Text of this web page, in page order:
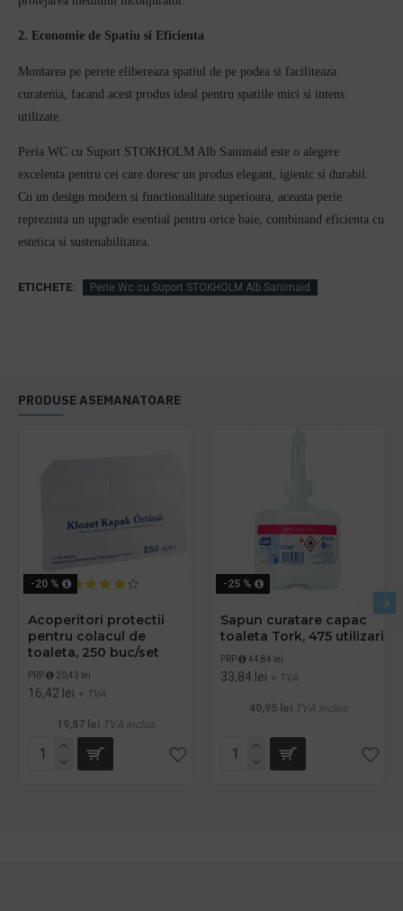
2. Economie de Spatiu si Eficienta
Montarea pe perete elibereaza spatiul de pe podea si faciliteaza
curatenia, facand acest produs ideal pentru spatiile mici si intens
utilizate.
Peria WC cu Suport STOKHOLM Alb Sanimaid este o alegere
excelenta pentru cei care doresc un produs elegant, igienic si durabil.
Cu un design modern si functionalitate superioara, aceasta perie
reprezinta un upgrade esential pentru orice baie, combinand eficienta cu
estetica si sustenabilitatea.
ETICHETE: Perie Wc cu Suport STOKHOLM Alb Sanimaid
PRODUSE ASEMANATOARE
-20 %
Acoperitori protectii
pentru colacul de
toaleta, 250 buc/set
PRP 20,43 lei
16,42 lei + TVA
19,87 lei TVA inclus
-25 %
Sapun curatare capac
toaleta Tork, 475 utilizari
PRP 44,84 lei
33,84 lei + TVA
40,95 lei TVA inclus